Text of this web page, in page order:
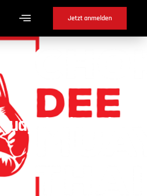
Jetzt anmelden
Thai in Orvin ?